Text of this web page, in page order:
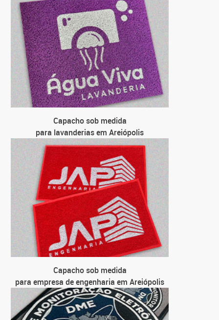
Capacho sob medida
para lavanderias em Areiópolis
Capacho sob medida
para empresa de engenharia em Areiópolis